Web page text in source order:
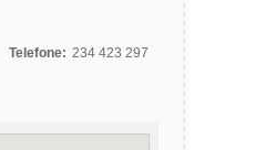
Telefone: 234 423 297